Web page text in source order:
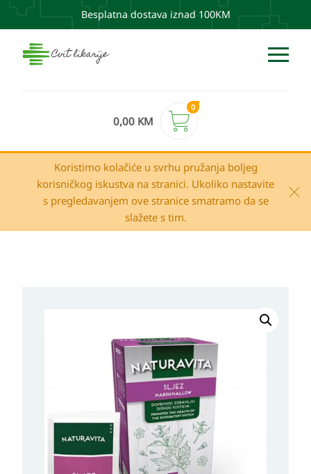
Besplatna dostava iznad 100KM
0,00 KM
0
Koristimo kolačiće u svrhu pružanja boljeg
korisničkog iskustva na stranici. Ukoliko nastavite
s pregledavanjem ove stranice smatramo da se
slažete s tim.